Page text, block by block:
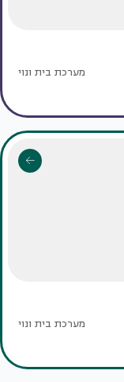
מערכת בית ונוי
מערכת בית ונוי